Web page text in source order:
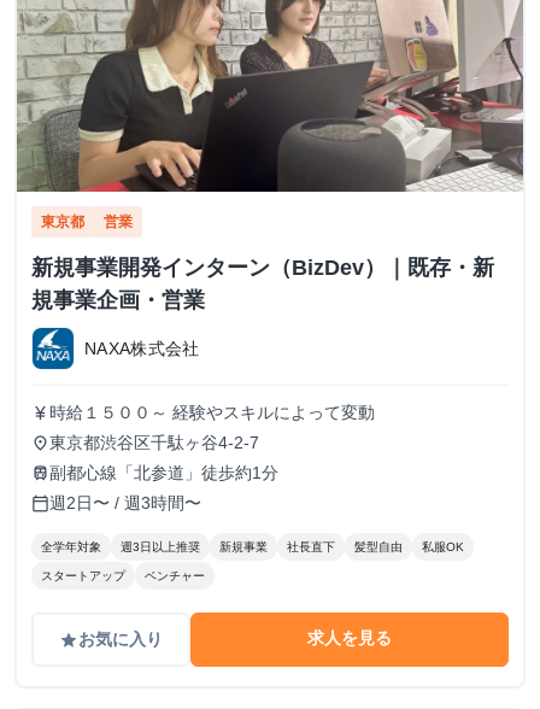
東京都 営業
新規事業開発インターン（BizDev）｜既存・新
規事業企画・営業
NAXA株式会社
currency_yen 時給１５００～ 経験やスキルによって変動
place東京都渋谷区千駄ヶ谷4-2-7
train副都心線「北参道」徒歩約1分
calendar_today週2日〜 / 週3時間〜
全学年対象 週3日以上推奨 新規事業 社長直下 髪型自由 私服OK
スタートアップ ベンチャー
gradeお気に入り 求人を見る